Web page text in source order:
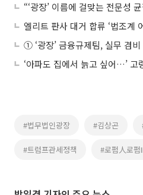
“‘광장’ 이름에 걸맞는 전문성
‘아파도 집에서 늙고 싶어…’
#법무법인광장 #김상곤
#트럼프관세정책 #로펌人로펌